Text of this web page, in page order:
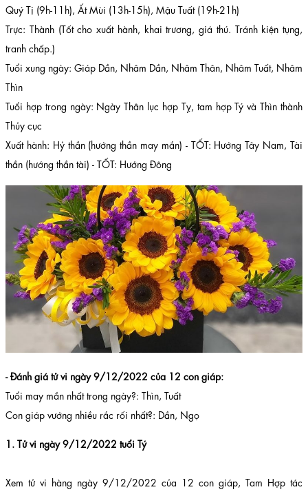
Quý Tị (9h-11h), Ất Mùi (13h-15h), Mậu Tuất (19h-21h)
Trực: Thành (Tốt cho xuất hành, khai trương, giá thú. Tránh kiện tụng,
tranh chấp.)
Tuổi xung ngày: Giáp Dần, Nhâm Dần, Nhâm Thân, Nhâm Tuất, Nhâm
Thìn
Tuổi hợp trong ngày: Ngày Thân lục hợp Tỵ, tam hợp Tý và Thìn thành
Thủy cục
Xuất hành: Hỷ thần (hướng thần may mắn) - TỐT: Hướng Tây Nam, Tài
thần (hướng thần tài) - TỐT: Hướng Đông
- Đánh giá tử vi ngày 9/12/2022 của 12 con giáp:
Tuổi may mắn nhất trong ngày?: Thìn, Tuất
Con giáp vướng nhiều rắc rối nhất?: Dần, Ngọ
1. Tử vi ngày 9/12/2022 tuổi Tý
Xem tử vi hàng ngày 9/12/2022 của 12 con giáp, Tam Hợp tác